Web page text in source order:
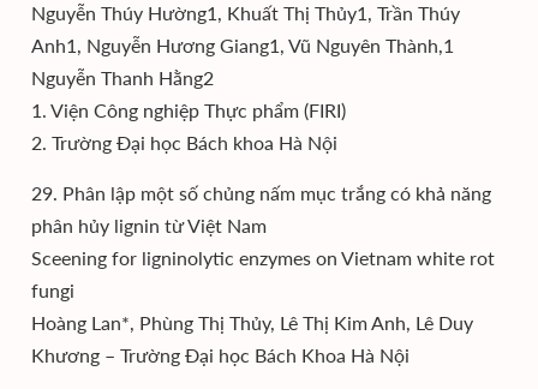
Nguyễn Thúy Hường1, Khuất Thị Thủy1, Trần Thúy
Anh1, Nguyễn Hương Giang1, Vũ Nguyên Thành,1
Nguyễn Thanh Hằng2
1. Viện Công nghiệp Thực phẩm (FIRI)
2. Trường Đại học Bách khoa Hà Nội
29. Phân lập một số chủng nấm mục trắng có khả năng
phân hủy lignin từ Việt Nam
Sceening for ligninolytic enzymes on Vietnam white rot
fungi
Hoàng Lan*, Phùng Thị Thủy, Lê Thị Kim Anh, Lê Duy
Khương – Trường Đại học Bách Khoa Hà Nội